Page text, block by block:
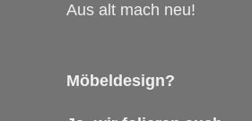
Aus alt mach neu!
Möbeldesign?